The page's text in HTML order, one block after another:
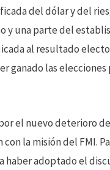
del dólar y del
y una parte del
al resultado
las elecciones
el nuevo deterioro
la misión del FMI.
adoptado el